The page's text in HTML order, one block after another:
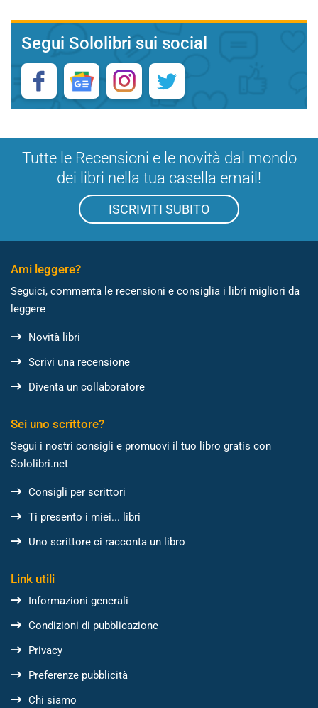
Segui Sololibri sui social
Tutte le Recensioni e le novità dal mondo
dei libri nella tua casella email!
ISCRIVITI SUBITO
Ami leggere?
Seguici, commenta le recensioni e consiglia i libri migliori da
leggere
Novità libri
Scrivi una recensione
Diventa un collaboratore
Sei uno scrittore?
Segui i nostri consigli e promuovi il tuo libro gratis con
Sololibri.net
Consigli per scrittori
Ti presento i miei... libri
Uno scrittore ci racconta un libro
Link utili
Informazioni generali
Condizioni di pubblicazione
Privacy
Preferenze pubblicità
Chi siamo